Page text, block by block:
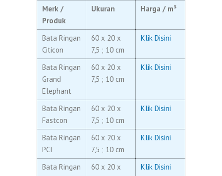
Merk /
Produk
Ukuran Harga / m³
Bata Ringan
Citicon
60 x 20 x
7,5 ; 10 cm
Klik Disini
Bata Ringan
Grand
Elephant
60 x 20 x
7,5 ; 10 cm
Klik Disini
Bata Ringan
Fastcon
60 x 20 x
7,5 ; 10 cm
Klik Disini
Bata Ringan
PCI
60 x 20 x
7,5 ; 10 cm
Klik Disini
Bata Ringan
60 x 20 x
Klik Disini